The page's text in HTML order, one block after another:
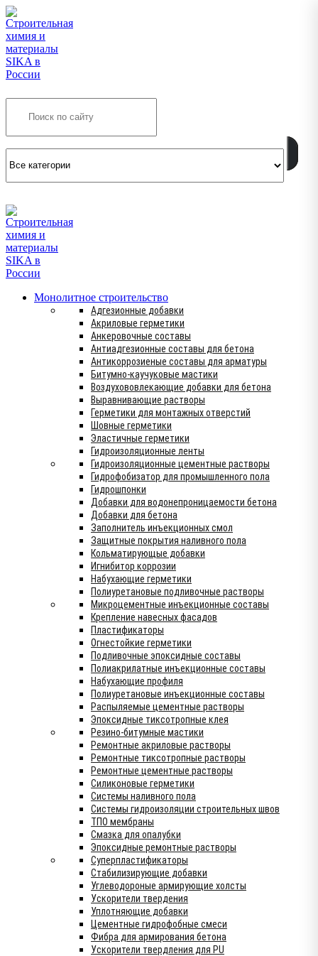
Монолитное строительство
Адгезионные добавки
Акриловые герметики
Анкеровочные составы
Антиадгезионные составы для бетона
Антикоррозиеные составы для арматуры
Битумно-каучуковые мастики
Воздухововлекающие добавки для бетона
Выравнивающие растворы
Герметики для монтажных отверстий
Шовные герметики
Эластичные герметики
Гидроизоляционные ленты
Гидроизоляционные цементные растворы
Гидрофобизатор для промышленного пола
Гидрошпонки
Добавки для водонепроницаемости бетона
Добавки для бетона
Заполнитель инъекционных смол
Защитные покрытия наливного пола
Кольматирующые добавки
Игнибитор коррозии
Набухающие герметики
Полиуретановые подливочные растворы
Микроцементные инъекционные составы
Крепление навесных фасадов
Пластификаторы
Огнестойкие герметики
Подливочные эпоксидные составы
Полиакрилатные инъекционные составы
Набухающие профиля
Полиуретановые инъекционные составы
Распыляемые цементные растворы
Эпоксидные тиксотропные клея
Резино-битумные мастики
Ремонтные акриловые растворы
Ремонтные тиксотропные растворы
Ремонтные цементные растворы
Силиконовые герметики
Системы наливного пола
Системы гидроизоляции строительных швов
ТПО мембраны
Смазка для опалубки
Эпоксидные ремонтные растворы
Суперпластификаторы
Стабилизирующие добавки
Углеводороные армирующие холсты
Ускорители твердения
Уплотняющие добавки
Цементные гидрофобные смеси
Фибра для армирования бетона
Ускорители твердления для PU